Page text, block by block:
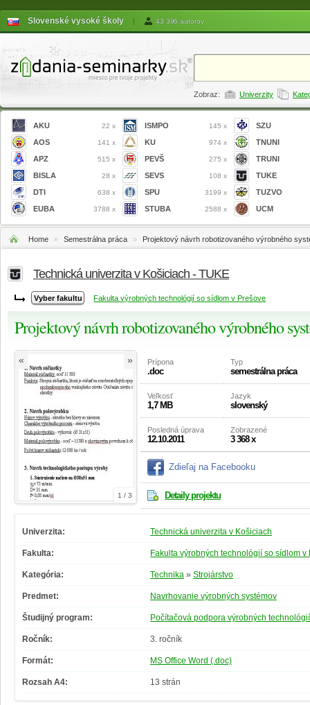
Slovenské vysoké školy | 43 396 autorov
Zobraz: Univerzity
AKU 22 x
AOS 141 x
APZ 515 x
BISLA 28 x
DTI 638 x
EUBA 3788 x
ISMPO 145 x
KU 974 x
PEVŠ 275 x
SEVS 108 x
SPU 3199 x
STUBA 2588 x
SZU
TNUNI
TRUNI
TUKE
TUZVO
UCM
Home » Semestrálna práca » Projektový návrh robotizovaného výrobného
Technická univerzita v Košiciach - TUKE
Fakulta výrobných technológií so sídlom v Prešove
Projektový návrh robotizovaného výrobného
1 / 3
« » Prípona
.doc
Typ
semestrálna práca
Veľkosť
1,7 MB
Jazyk
slovenský
Posledná úprava
12.10.2011
Zobrazené
3 368 x
Zdieľaj na Facebooku
Detaily projektu
Univerzita: Technická univerzita v Košiciach
Fakulta: Fakulta výrobných technológií so sídlom v
Kategória: Technika » Strojárstvo
Predmet: Navrhovanie výrobných systémov
Študijný program: Počítačová podpora výrobných technológií
Ročník: 3. ročník
Formát: MS Office Word (.doc)
Rozsah A4: 13 strán